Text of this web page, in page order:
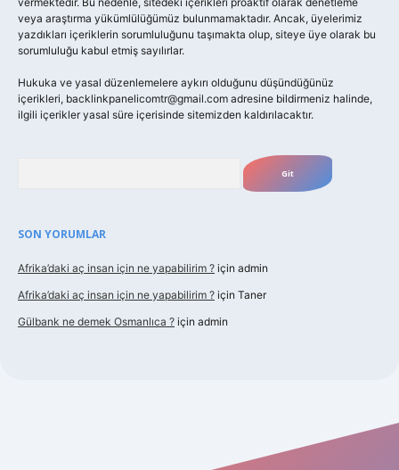
veya araştırma yükümlülüğümüz bulunmamaktadır. Ancak, üyelerimiz
yazdıkları içeriklerin sorumluluğunu taşımakta olup, siteye üye olarak bu
sorumluluğu kabul etmiş sayılırlar.
Hukuka ve yasal düzenlemelere aykırı olduğunu düşündüğünüz
içerikleri, backlinkpanelicomtr@gmail.com adresine bildirmeniz halinde,
ilgili içerikler yasal süre içerisinde sitemizden kaldırılacaktır.
SON YORUMLAR
Afrika’daki aç insan için ne yapabilirim ? için admin
Afrika’daki aç insan için ne yapabilirim ? için Taner
Gülbank ne demek Osmanlıca ? için admin